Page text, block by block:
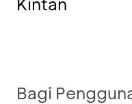
Bagi